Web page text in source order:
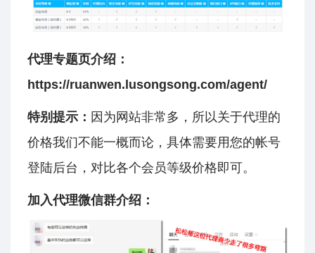
代理专题页介绍：
https://ruanwen.lusongsong.com/agent/
特别提示： 因为网站非常多，所以关于代理的
价格我们不能一概而论，具体需要用您的帐号
登陆后台，对比各个会员等级价格即可。
加入代理微信群介绍：